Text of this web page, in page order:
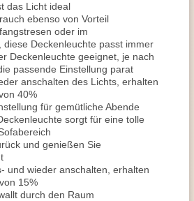
das Licht ideal
ebenso von Vorteil
oder im
diese Deckenleuchte passt immer
Deckenleuchte geeignet, je nach
passende Einstellung parat
anschalten des Lichts, erhalten
40%
für gemütliche Abende
sorgt für eine tolle
und genießen Sie
und wieder anschalten, erhalten
15%
durch den Raum